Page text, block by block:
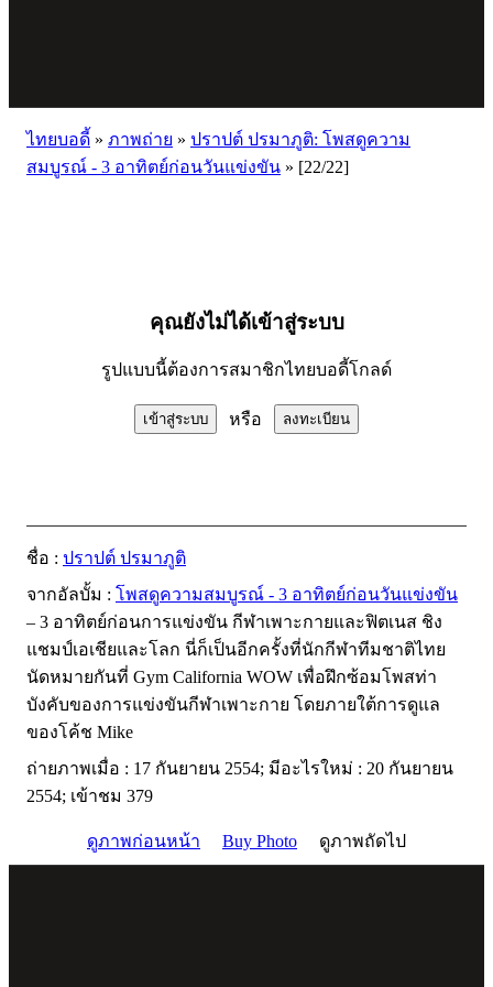
ไทยบอดี้ » ภาพถ่าย » ปราปต์ ปรมาภูติ: โพสดูความ
สมบูรณ์ - 3 อาทิตย์ก่อนวันแข่งขัน » [22/22]
คุณยังไม่ได้เข้าสู่ระบบ
รูปแบบนี้ต้องการสมาชิกไทยบอดี้โกลด์
หรือ
ชื่อ : ปราปต์ ปรมาภูติ
จากอัลบั้ม : โพสดูความสมบูรณ์ - 3 อาทิตย์ก่อนวันแข่งขัน
– 3 อาทิตย์ก่อนการแข่งขัน กีฬาเพาะกายและฟิตเนส ชิง
แชมป์เอเชียและโลก นี่ก็เป็นอีกครั้งที่นักกีฬาทีมชาติไทย
นัดหมายกันที่ Gym California WOW เพื่อฝึกซ้อมโพสท่า
บังคับของการแข่งขันกีฬาเพาะกาย โดยภายใต้การดูแล
ของโค้ช Mike
ถ่ายภาพเมื่อ : 17 กันยายน 2554; มีอะไรใหม่ : 20 กันยายน
2554; เข้าชม 379
ดูภาพก่อนหน้า Buy Photo ดูภาพถัดไป